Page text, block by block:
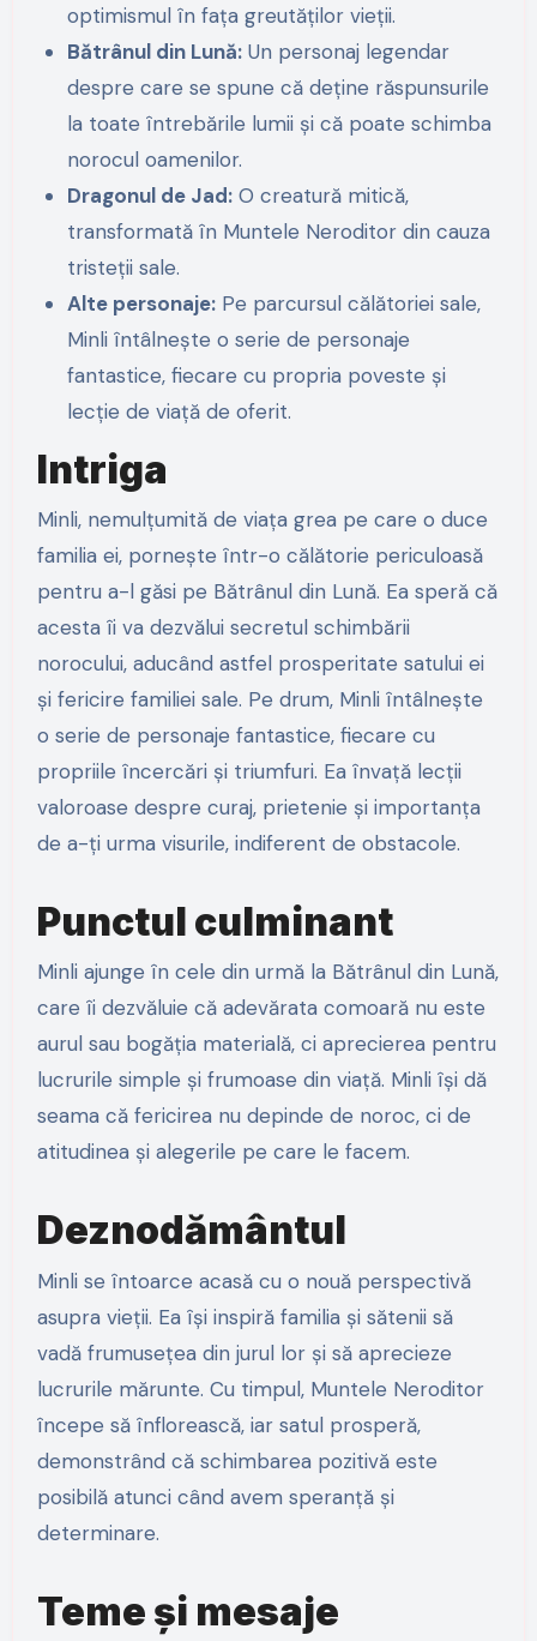
optimismul în fața greutăților vieții.
Bătrânul din Lună: Un personaj legendar
despre care se spune că deține răspunsurile
la toate întrebările lumii și că poate schimba
norocul oamenilor.
Dragonul de Jad: O creatură mitică,
transformată în Muntele Neroditor din cauza
tristeții sale.
Alte personaje: Pe parcursul călătoriei sale,
Minli întâlnește o serie de personaje
fantastice, fiecare cu propria poveste și
lecție de viață de oferit.
Intriga
Minli, nemulțumită de viața grea pe care o duce
familia ei, pornește într-o călătorie periculoasă
pentru a-l găsi pe Bătrânul din Lună. Ea speră că
acesta îi va dezvălui secretul schimbării
norocului, aducând astfel prosperitate satului ei
și fericire familiei sale. Pe drum, Minli întâlnește
o serie de personaje fantastice, fiecare cu
propriile încercări și triumfuri. Ea învață lecții
valoroase despre curaj, prietenie și importanța
de a-ți urma visurile, indiferent de obstacole.
Punctul culminant
Minli ajunge în cele din urmă la Bătrânul din Lună,
care îi dezvăluie că adevărata comoară nu este
aurul sau bogăția materială, ci aprecierea pentru
lucrurile simple și frumoase din viață. Minli își dă
seama că fericirea nu depinde de noroc, ci de
atitudinea și alegerile pe care le facem.
Deznodământul
Minli se întoarce acasă cu o nouă perspectivă
asupra vieții. Ea își inspiră familia și sătenii să
vadă frumusețea din jurul lor și să aprecieze
lucrurile mărunte. Cu timpul, Muntele Neroditor
începe să înflorească, iar satul prosperă,
demonstrând că schimbarea pozitivă este
posibilă atunci când avem speranță și
determinare.
Teme și mesaje